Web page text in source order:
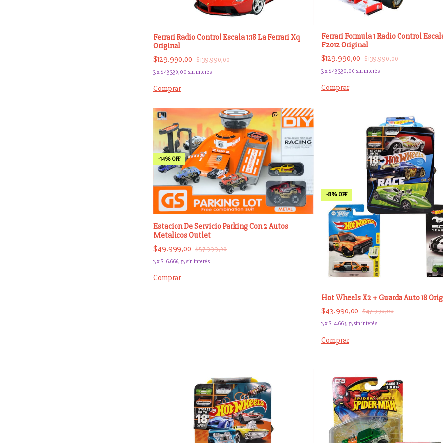
Ferrari Radio Control Escala 1:18 La Ferrari Xq
Original
$129.990,00 $139.990,00
3x$43.330,00 sin interés
Comprar
Ferrari Formula 1 Radio Control
F2012 Original
$129.990,00 $139.990,00
3x$43.330,00 sin interés
Comprar
-14% OFF
Estacion De Servicio Parking Con 2 Autos
Metalicos Outlet
$49.999,00 $57.999,00
3x$16.666,33 sin interés
Comprar
-8% OFF
Hot Wheels X2 + Guarda Auto 18
$43.990,00 $47.990,00
3x$14.663,33 sin interés
Comprar